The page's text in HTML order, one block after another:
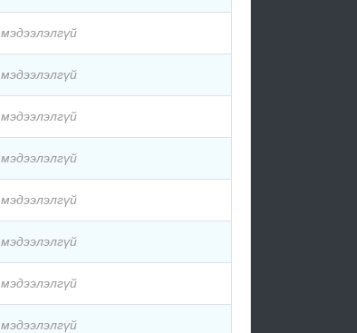
мэдээлэлгүй
мэдээлэлгүй
мэдээлэлгүй
мэдээлэлгүй
мэдээлэлгүй
мэдээлэлгүй
мэдээлэлгүй
мэдээлэлгүй